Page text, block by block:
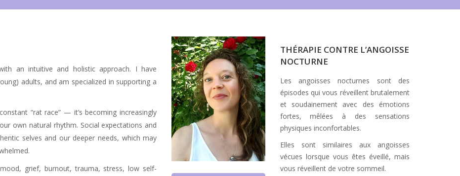
an intuitive and holistic approach. I have
adults, and am specialized in supporting a
“rat race” — it’s becoming increasingly
own natural rhythm. Social expectations and
selves and our deeper needs, which may
grief, burnout, trauma, stress, low self-
THÉRAPIE CONTRE L’ANGOISSE
NOCTURNE
Les angoisses nocturnes sont des
épisodes qui vous réveillent brutalement
et soudainement avec des émotions
fortes, mêlées à des sensations
physiques inconfortables.
Elles sont similaires aux angoisses
vécues lorsque vous êtes éveillé, mais
vous réveillent de votre sommeil.